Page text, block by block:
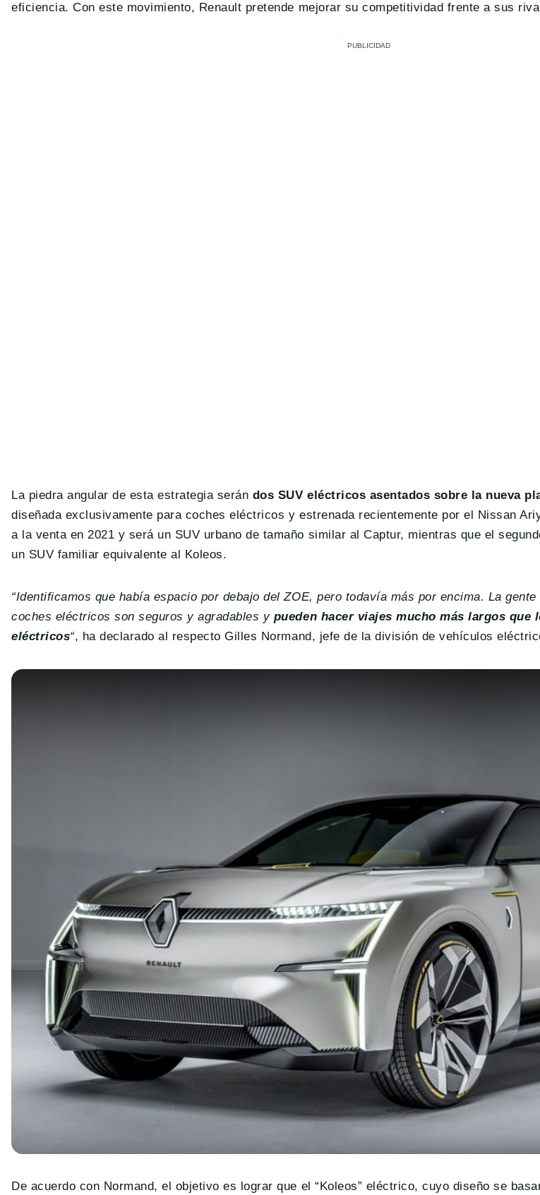
eficiencia. Con este movimiento, Renault pretende mejorar su competitividad frente a sus
La piedra angular de esta estrategia serán dos SUV eléctricos asentados sobre la nueva
diseñada exclusivamente para coches eléctricos y estrenada recientemente por el Nissan
a la venta en 2021 y será un SUV urbano de tamaño similar al Captur, mientras que el
un SUV familiar equivalente al Koleos.
“Identificamos que había espacio por debajo del ZOE, pero todavía más por encima. La
coches eléctricos son seguros y agradables ypueden hacer viajes mucho más largos que
eléctricos“, ha declarado al respecto Gilles Normand, jefe de la división de vehículos
De acuerdo con Normand, el objetivo es lograr que el “Koleos” eléctrico, cuyo diseño se